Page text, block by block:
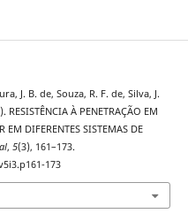
J. B. de, Souza, R. F. de, Silva, J.
À PENETRAÇÃO EM
DIFERENTES SISTEMAS DE
, 5(3), 161–173.
173